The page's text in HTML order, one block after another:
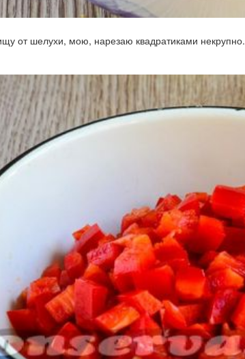
от шелухи, мою, нарезаю квадратиками некрупно.